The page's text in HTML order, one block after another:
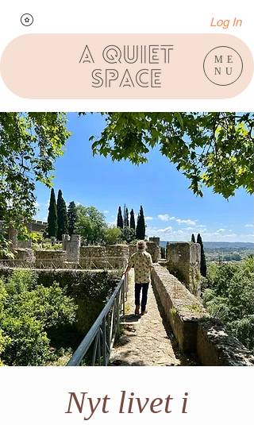
ME
NU
Log In
Nyt livet i